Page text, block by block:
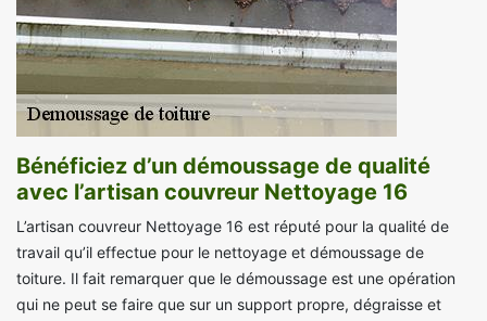
Bénéficiez d’un démoussage de qualité
avec l’artisan couvreur Nettoyage 16
L’artisan couvreur Nettoyage 16 est réputé pour la qualité de
travail qu’il effectue pour le nettoyage et démoussage de
toiture. Il fait remarquer que le démoussage est une opération
qui ne peut se faire que sur un support propre, dégraisse et